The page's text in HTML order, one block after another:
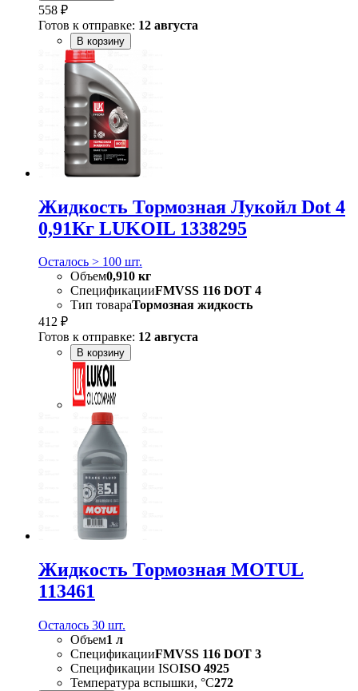
558 ₽
Готов к отправке: 12 августа
В корзину
Жидкость Тормозная Лукойл Dot 4
0,91Кг LUKOIL 1338295
Осталось > 100 шт.
Объем0,910 кг
СпецификацииFMVSS 116 DOT 4
Тип товараТормозная жидкость
412 ₽
Готов к отправке: 12 августа
В корзину
Жидкость Тормозная MOTUL
113461
Осталось 30 шт.
Объем1 л
СпецификацииFMVSS 116 DOT 3
Спецификации ISOISO 4925
Температура вспышки, °С272